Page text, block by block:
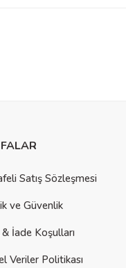
Satış Sözleşmesi
ve Güvenlik
İade Koşulları
Veriler Politikası